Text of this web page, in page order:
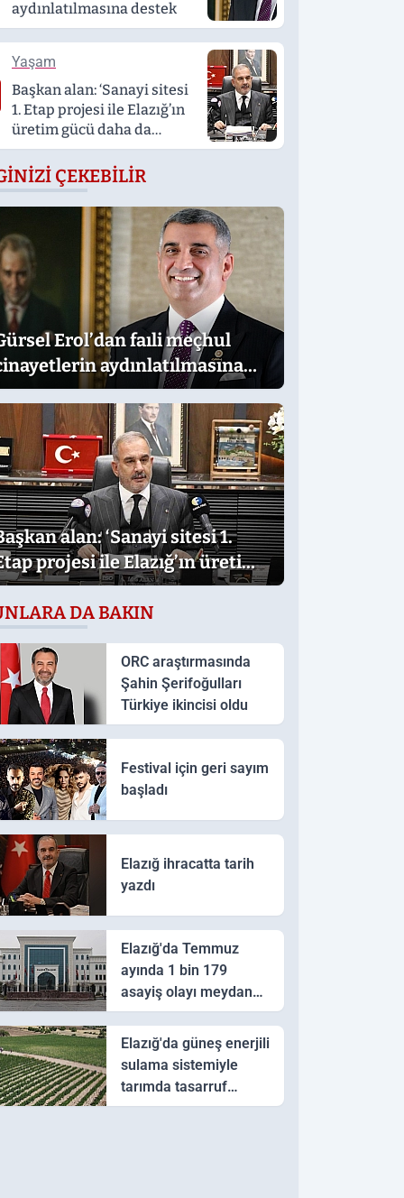
aydınlatılmasına destek
Yaşam
Başkan alan: ‘Sanayi sitesi
1. Etap projesi ile Elazığ’ın
üretim gücü daha da
artacak’
ÇEKEBILIR
Erol’dan faıli meçhul
aydınlatılmasına
alan: ‘Sanayi sitesi 1.
projesi ile Elazığ’ın üretim
daha da artacak’
DA BAKIN
ORC araştırmasında
Şahin Şerifoğulları
Türkiye ikincisi oldu
Festival için geri sayım
başladı
Elazığ ihracatta tarih
yazdı
Elazığ'da Temmuz
ayında 1 bin 179
asayiş olayı meydana
geldi
Elazığ'da güneş enerjili
sulama sistemiyle
tarımda tasarruf
hedefi